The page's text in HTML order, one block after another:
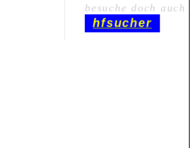
besuche doch auch
hfsucher